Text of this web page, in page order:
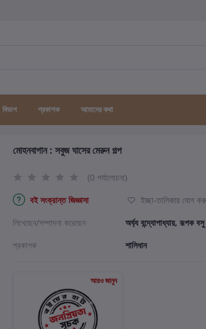
বিভাগ প্রকাশক আমাদের কথা
মোহনবাগান : সবুজ ঘাসের মেরুন গল্প
(0 পর্যালোচনা)
বই সংক্রান্ত জিজ্ঞাসা
ইচ্ছা-তালিকায় যোগ
লিখেছেন/সম্পাদনা করেছেন
অর্ঘ্য বন্দ্যোপাধ্যায়, রূপক বসু
প্রকাশক
শালিধান
আরও জানুন